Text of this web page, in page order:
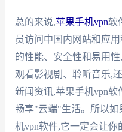
总的来说,苹果手机vpn软
员访问中国内网站和应
的性能、安全性和易用
观看影视剧、聆听音乐,
新闻资讯,苹果手机vpn
畅享"云端"生活。所以
机vpn软件,它一定会让你